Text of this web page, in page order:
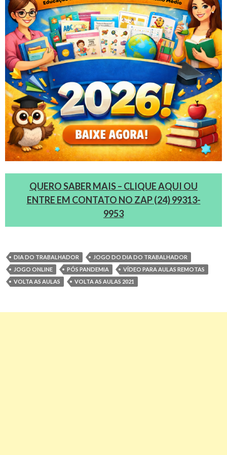
QUERO SABER MAIS – CLIQUE AQUI OU
ENTRE EM CONTATO NO ZAP (24) 99313-
9953
DIA DO TRABALHADOR
JOGO DO DIA DO TRABALHADOR
JOGO ONLINE
PÓS PANDEMIA
VÍDEO PARA AULAS REMOTAS
VOLTA AS AULAS
VOLTA AS AULAS 2021